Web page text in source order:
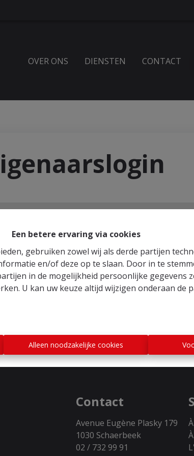
Een betere ervaring via cookies
gebruiken zowel wij als derde partijen
en/of deze op te slaan. Door in te
in de mogelijkheid persoonlijke gegevens
U kan uw keuze altijd wijzigen onderaan de
Alleen noodzakelijke cookies
OVER ONS DIENSTEN CONTACT
Login
Contact
Avenue Eugène Plasky 179
1030 Schaerbeek
02 / 732 99 91